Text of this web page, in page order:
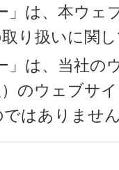
」は、本ウェ
り扱いに関
」は、当社の
のウェブサ
はありませ